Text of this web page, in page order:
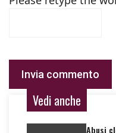
Vedi anche
Abusi